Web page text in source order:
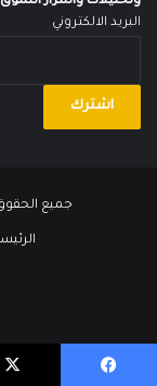
البريد الالكتروني
جميع